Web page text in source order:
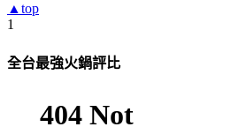
▲top
1
全台最強火鍋評比